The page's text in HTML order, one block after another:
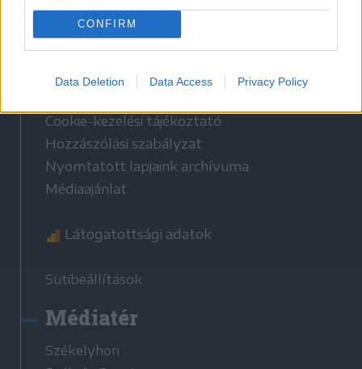
CONFIRM
Data Deletion Data Access Privacy Policy
Hasznos
Impresszum
Szerzői jogok
Cookie-kezelési tájékoztató
Hozzászólási szabályzat
Nyomtatott lapjaink archívuma
Médiaajánlat
Látogatottsági adatok
Sütibeállítások
Médiatér
Székelyhon